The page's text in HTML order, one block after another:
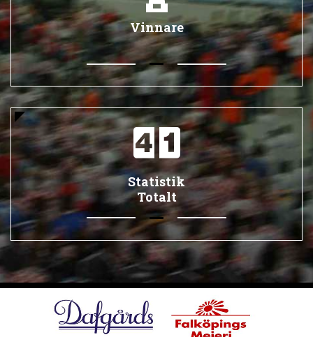
Vinnare
Statistik
Totalt